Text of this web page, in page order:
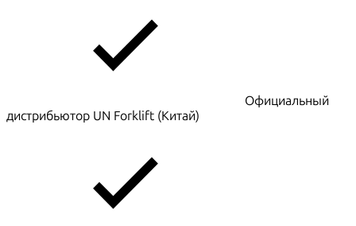
Официальный
дистрибьютор UN Forklift (Китай)